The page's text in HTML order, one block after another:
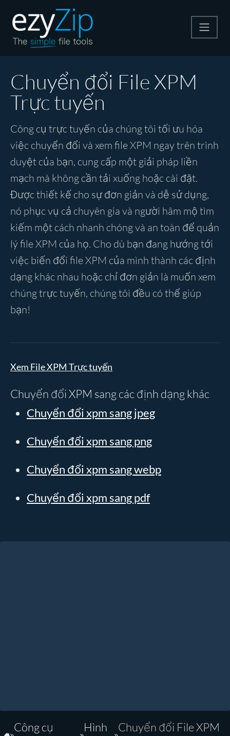
Giải nén
Công cụ chuyển đổi
Công cụ khác
Chuyển đổi File XPM
Trực tuyến
Công cụ trực tuyến của chúng tôi tối ưu hóa
việc chuyển đổi và xem file XPM ngay trên trình
duyệt của bạn, cung cấp một giải pháp liền
mạch mà không cần tải xuống hoặc cài đặt.
Được thiết kế cho sự đơn giản và dễ sử dụng,
nó phục vụ cả chuyên gia và người hâm mộ tìm
kiếm một cách nhanh chóng và an toàn để quản
lý file XPM của họ. Cho dù bạn đang hướng tới
việc biến đổi file XPM của mình thành các định
dạng khác nhau hoặc chỉ đơn giản là muốn xem
chúng trực tuyến, chúng tôi đều có thể giúp
bạn!
Xem File XPM Trực tuyến
Chuyển đổi XPM sang các định dạng khác
Chuyển đổi xpm sang jpeg
Chuyển đổi xpm sang png
Chuyển đổi xpm sang webp
Chuyển đổi xpm sang pdf
Công cụ
Hình
Chuyển đổi File XPM